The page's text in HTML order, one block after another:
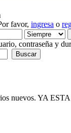
favor, ingresa o
contraseña y
nuevos. YA